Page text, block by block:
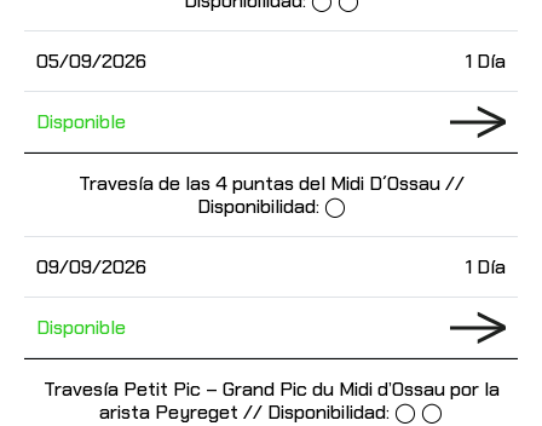
05/09/2026 1 Día
Disponible
09/09/2026
Travesía de las 4 puntas del Midi D´Ossau //
Disponibilidad: ◯
1 Día
Disponible
Travesía Petit Pic – Grand Pic du Midi d’Ossau por la
arista Peyreget // Disponibilidad: ◯ ◯